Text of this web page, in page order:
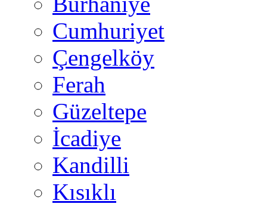
Cumhuriyet
Çengelköy
Ferah
Güzeltepe
İcadiye
Kandilli
Kısıklı